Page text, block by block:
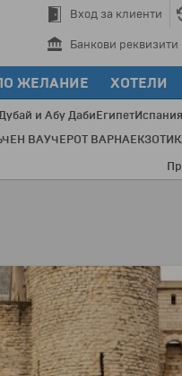
Вход за клиенти
Банкови реквизити
ЖЕЛАНИЕ ХОТЕЛИ
и Абу ДабиЕгипетИспания
ВАУЧЕРОТ ВАРНА
През